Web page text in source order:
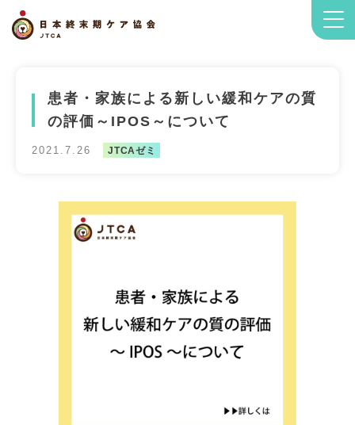
患者・家族による新しい緩和ケアの質
の評価～IPOS～について
2021.7.26 JTCAゼミ